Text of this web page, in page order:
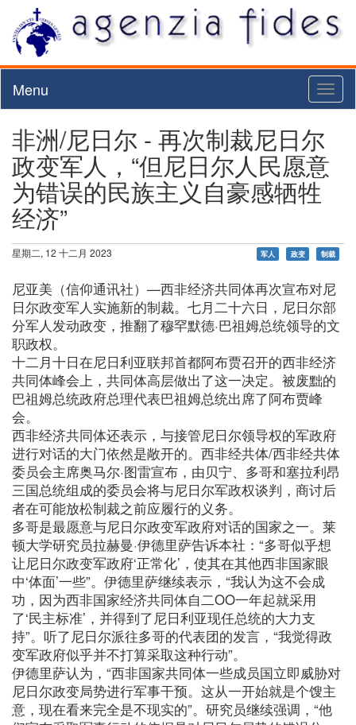
Menu
非洲/尼日尔 - 再次制裁尼日尔
政变军人，“但尼日尔人民愿意
为错误的民族主义自豪感牺牲
经济”
星期二, 12 十二月 2023 军人 政变 制裁
尼亚美（信仰通讯社）—西非经济共同体再次宣布对尼
日尔政变军人实施新的制裁。七月二十六日，尼日尔部
分军人发动政变，推翻了穆罕默德·巴祖姆总统领导的文
职政权。
十二月十日在尼日利亚联邦首都阿布贾召开的西非经济
共同体峰会上，共同体高层做出了这一决定。被废黜的
巴祖姆总统政府总理代表巴祖姆总统出席了阿布贾峰
会。
西非经济共同体还表示，与接管尼日尔领导权的军政府
进行对话的大门依然是敞开的。西非经共体/西非经共体
委员会主席奥马尔·图雷宣布，由贝宁、多哥和塞拉利昂
三国总统组成的委员会将与尼日尔军政权谈判，商讨后
者在可能放松制裁之前应履行的义务。
多哥是最愿意与尼日尔政变军政府对话的国家之一。莱
顿大学研究员拉赫曼·伊德里萨告诉本社：“多哥似乎想
让尼日尔政变军政府‘正常化’，使其在其他西非国家眼
中‘体面’一些”。伊德里萨继续表示，“我认为这不会成
功，因为西非国家经济共同体自二OO一年起就采用
了‘民主标准’，并得到了尼日利亚现任总统的大力支
持”。听了尼日尔派往多哥的代表团的发言，“我觉得政
变军政府似乎并不打算采取这种行动”。
伊德里萨认为，“西非国家共同体一些成员国立即威胁对
尼日尔政变局势进行军事干预。这从一开始就是个馊主
意，现在看来完全是不现实的”。研究员继续强调，“他